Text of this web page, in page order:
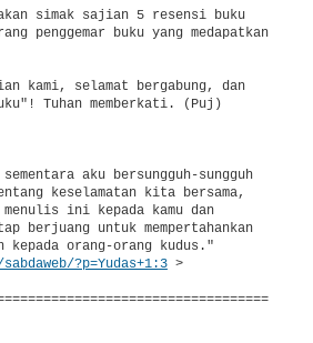
simak sajian 5 resensi buku
penggemar buku yang medapatkan
kami, selamat bergabung, dan
Tuhan memberkati. (Puj)
aku bersungguh-sungguh
keselamatan kita bersama,
ini kepada kamu dan
berjuang untuk mempertahankan
kepada orang-orang kudus."
?p=Yudas+1:3 >